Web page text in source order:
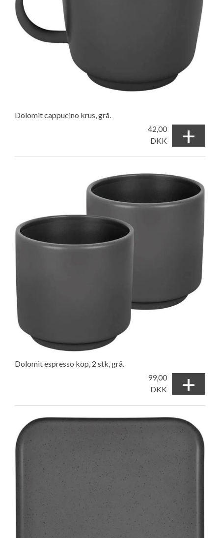
Dolomit cappucino krus, grå.
42,00
DKK
+
Dolomit espresso kop, 2 stk, grå.
99,00
DKK
+